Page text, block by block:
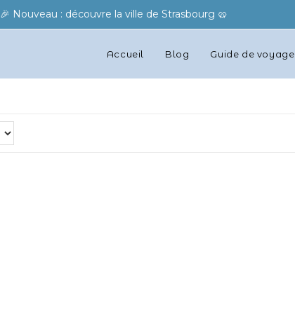
🎉 Nouveau : découvre la ville de Strasbourg 🥨
Accueil Blog Guide de voyage